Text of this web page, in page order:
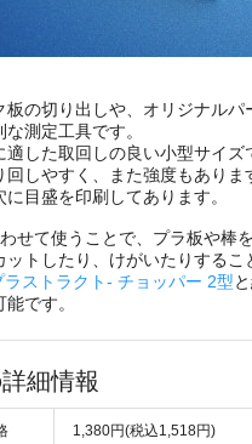
板の切り出しや、オリジナルパ
な測定工具です。
適した取回しの良い小型サイズ
回しやすく、また強度もありま
目盛を印刷してあります。
せて使うことで、プラ板や棒
ットしたり、けがいたりするこ
ラストラクト- チョッパー 2型
です。
細情報
1,380円(税込1,518円)